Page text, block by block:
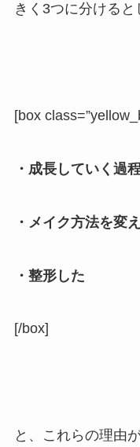
きく3つに分けると
[box
・成長していく過
・メイク方法を変
・整形した
[/box]
と、これらの理由